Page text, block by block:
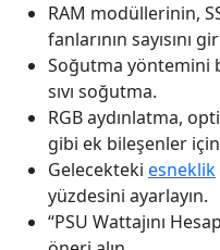
RAM modüllerinin,
fanlarının sayısını
Soğutma yöntemini
sıvı soğutma.
RGB aydınlatma,
gibi ek bileşenler
Gelecekteki esneklik
yüzdesini ayarlayın.
“PSU Wattajını